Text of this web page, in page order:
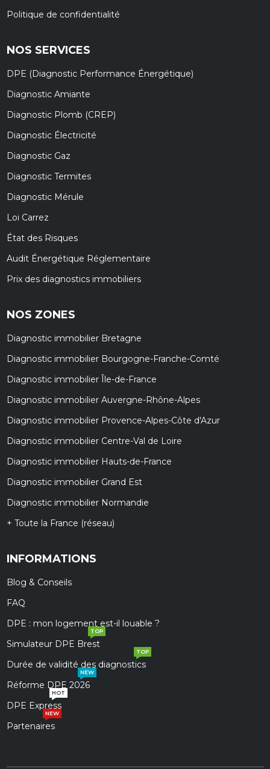
Politique de confidentialité
NOS SERVICES
DPE (Diagnostic Performance Énergétique)
Diagnostic Amiante
Diagnostic Plomb (CREP)
Diagnostic Électricité
Diagnostic Gaz
Diagnostic Termites
Diagnostic Mérule
Loi Carrez
État des Risques
Audit Énergétique Réglementaire
Prix des diagnostics immobiliers
NOS ZONES
Diagnostic immobilier Bretagne
Diagnostic immobilier Bourgogne-Franche-Comté
Diagnostic immobilier Île-de-France
Diagnostic immobilier Auvergne-Rhône-Alpes
Diagnostic immobilier Provence-Alpes-Côte d'Azur
Diagnostic immobilier Centre-Val de Loire
Diagnostic immobilier Hauts-de-France
Diagnostic immobilier Grand Est
Diagnostic immobilier Normandie
+ Toute la France (réseau)
INFORMATIONS
Blog & Conseils
FAQ
DPE : mon logement est-il louable ?
Simulateur DPE Brest
TOP
Durée de validité des diagnostics
TOP
Réforme DPE 2026
NEW
DPE Express
HOT
Partenaires
NEW